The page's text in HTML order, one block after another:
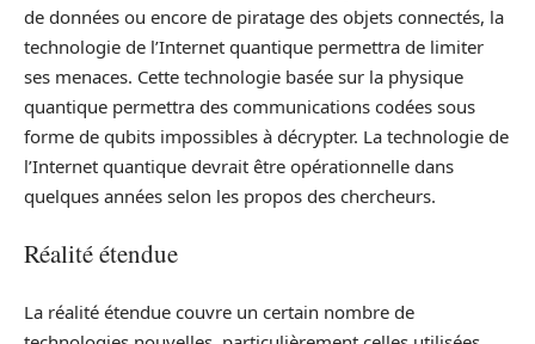
de données ou encore de piratage des objets connectés, la
technologie de l’Internet quantique permettra de limiter
ses menaces. Cette technologie basée sur la physique
quantique permettra des communications codées sous
forme de qubits impossibles à décrypter. La technologie de
l’Internet quantique devrait être opérationnelle dans
quelques années selon les propos des chercheurs.
Réalité étendue
La réalité étendue couvre un certain nombre de